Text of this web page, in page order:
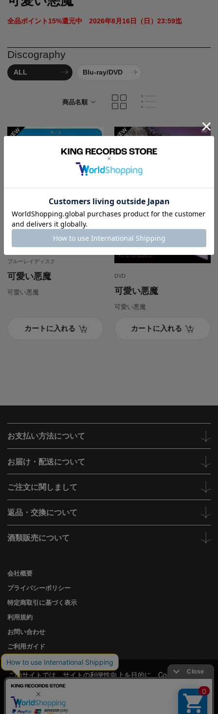
全品ポイント15%還元中　2026年8月16日（日）23:59迄
Discography
ALL Blu-ray/DVD
商品名順
ブルーレイディスク
可愛い悪魔
可愛い悪魔
カートに入れる
DVD
可愛い悪魔
可愛い悪魔
カートに入れる
会社概要
プライバシーポリシー
特定商取引に基づく表示
利用規約
お問い合わせ
ご利用ガイド
KING
RECORDS
お支払い方法について
お届け・配送について
ご注文に関しまして
返品・交換について
酒類販売について
このサイトでは、サイトの利便性向上を目的に、Cookieを使用し
ています。
Cookieの使用に関する詳細は
をご確認くだ